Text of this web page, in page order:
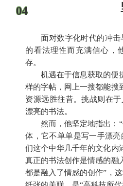
04
面对数字化时代的冲
的看法理性而充满信心，
存。
机遇在于信息获取的便
样的字帖，网上一搜都能搜
资源远胜往昔。挑战则在于
漂亮的书法。
然而，他坚定地指出：
体，它不单单是写一手漂
们这个中华几千年的文化内
真正的书法创作是情感的融
都是融入了情感的创作”，